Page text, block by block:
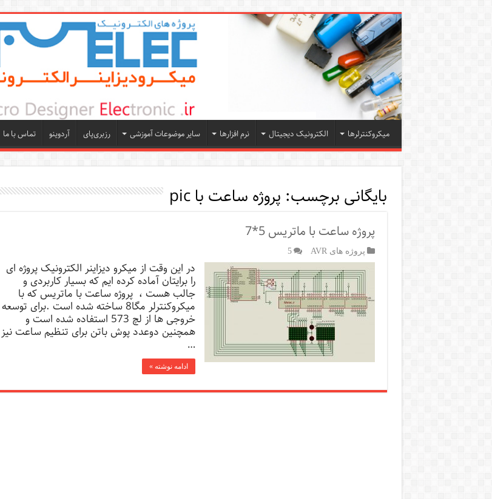
میکروکنترلرها الکترونیک دیجیتال نرم افزارها سایر موضوعات آموزشی رزبری‌پای آردوینو تماس با ما
بایگانی برچسب: پروژه ساعت با pic
پروژه ساعت با ماتریس 5*7
پروژه های AVR 5
در این وقت از میکرو دیزاینر الکترونیک پروژه ای
را برایتان آماده کرده ایم که بسیار کاربردی و
جالب هست ، پروژه ساعت با ماتریس که با
میکروکنترلر مگا8 ساخته شده است .برای توسعه
خروجی ها از لچ 573 استفاده شده است و
همچنین دوعدد پوش باتن برای تنظیم ساعت نیز
…
ادامه نوشته »